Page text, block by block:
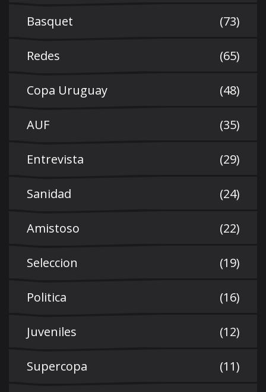
Basquet (73)
Redes (65)
Copa Uruguay (48)
AUF (35)
Entrevista (29)
Sanidad (24)
Amistoso (22)
Seleccion (19)
Politica (16)
Juveniles (12)
Supercopa (11)